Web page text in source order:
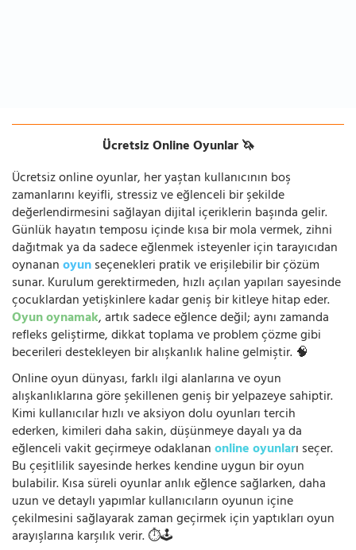
Ücretsiz Online Oyunlar 🦄
Ücretsiz online oyunlar, her yaştan kullanıcının boş
zamanlarını keyifli, stressiz ve eğlenceli bir şekilde
değerlendirmesini sağlayan dijital içeriklerin başında gelir.
Günlük hayatın temposu içinde kısa bir mola vermek, zihni
dağıtmak ya da sadece eğlenmek isteyenler için tarayıcıdan
oynananoyunseçenekleri pratik ve erişilebilir bir çözüm
sunar. Kurulum gerektirmeden, hızlı açılan yapıları sayesinde
çocuklardan yetişkinlere kadar geniş bir kitleye hitap eder.
Oyun oynamak, artık sadece eğlence değil; aynı zamanda
refleks geliştirme, dikkat toplama ve problem çözme gibi
becerileri destekleyen bir alışkanlık haline gelmiştir. 🧠
Online oyun dünyası, farklı ilgi alanlarına ve oyun
alışkanlıklarına göre şekillenen geniş bir yelpazeye sahiptir.
Kimi kullanıcılar hızlı ve aksiyon dolu oyunları tercih
ederken, kimileri daha sakin, düşünmeye dayalı ya da
eğlenceli vakit geçirmeye odaklananonline oyunları seçer.
Bu çeşitlilik sayesinde herkes kendine uygun bir oyun
bulabilir. Kısa süreli oyunlar anlık eğlence sağlarken, daha
uzun ve detaylı yapımlar kullanıcıların oyunun içine
çekilmesini sağlayarak zaman geçirmek için yaptıkları oyun
arayışlarına karşılık verir. ⏱️🕹️